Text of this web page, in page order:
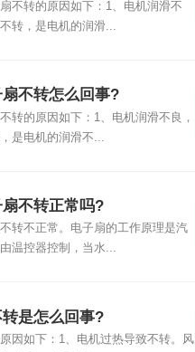
不转的原因如下：1、电机润滑不
转，是电机的润滑...
不转怎么回事?
转的原因如下：1、电机润滑不良，
是电机的润滑不...
不转正常吗?
转不正常。电子扇的工作原理是汽
温控器控制，当水...
是怎么回事?
因如下：1、电机过热导致不转。风